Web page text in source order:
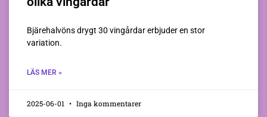
Bjärehalvöns drygt 30 vingårdar erbjuder en stor
variation.
LÄS MER »
2025-06-01 Inga kommentarer